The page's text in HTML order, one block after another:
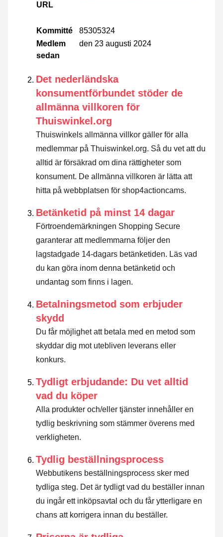
URL
Kommitté
85305324
Medlem
sedan
den 23 augusti 2024
Det nederländska
konsumentförbundet stöder de
allmänna villkoren för
Thuiswinkel.org
Thuiswinkels allmänna villkor gäller för alla
medlemmar på Thuiswinkel.org. Så du vet att du
alltid är försäkrad om dina rättigheter som
konsument. De allmänna villkoren är lätta att
hitta på webbplatsen för shop4actioncams.
Betänketid på minst 14 dagar
Förtroendemärkningen Shopping Secure
garanterar att medlemmarna följer den
lagstadgade 14-dagars betänketiden. Läs vad
du kan göra inom denna betänketid och
undantag som finns i lagen.
Betalningsmetod som erbjuder
skydd
Du får möjlighet att betala med en metod som
skyddar dig mot utebliven leverans eller
konkurs.
Tydligt erbjudande: Du vet alltid
vad du köper
Alla produkter och/eller tjänster innehåller en
tydlig beskrivning som stämmer överens med
verkligheten.
Tydlig beställningsprocess
Webbutikens beställningsprocess sker med
tydliga steg. Det är tydligt vad du beställer innan
du ingår ett inköpsavtal och du får ytterligare en
chans att korrigera innan du beställer.